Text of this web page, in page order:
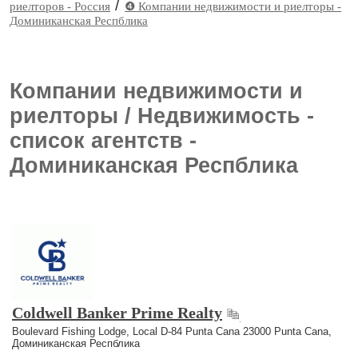
риелторов - Россия / ❹ Компании недвижимости и риелторы -
Доминиканская Респблика
Компании недвижимости и
риелторы / Недвижимость -
список агентств -
Доминиканская Респблика
Coldwell Banker Prime Realty
Boulevard Fishing Lodge, Local D-84 Punta Cana 23000 Punta Cana,
Доминиканская Респблика